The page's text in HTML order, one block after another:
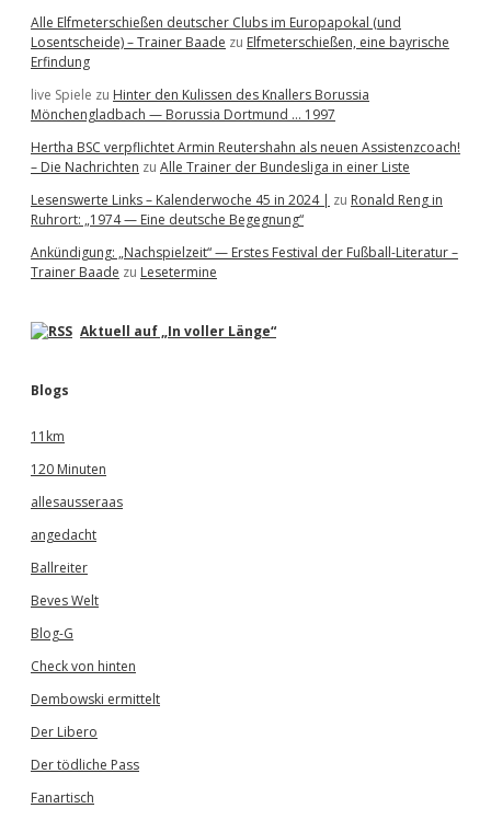
Alle Elfmeterschießen deutscher Clubs im Europapokal (und
Losentscheide) – Trainer Baade zu Elfmeterschießen, eine bayrische
Erfindung
live Spiele zu Hinter den Kulissen des Knallers Borussia
Mönchengladbach — Borussia Dortmund … 1997
Hertha BSC verpflichtet Armin Reutershahn als neuen Assistenzcoach!
– Die Nachrichten zu Alle Trainer der Bundesliga in einer Liste
Lesenswerte Links – Kalenderwoche 45 in 2024 | zu Ronald Reng in
Ruhrort: „1974 — Eine deutsche Begegnung“
Ankündigung: „Nachspielzeit“ — Erstes Festival der Fußball-Literatur –
Trainer Baade zu Lesetermine
Aktuell auf „In voller Länge“
Blogs
11km
120 Minuten
allesausseraas
angedacht
Ballreiter
Beves Welt
Blog-G
Check von hinten
Dembowski ermittelt
Der Libero
Der tödliche Pass
Fanartisch